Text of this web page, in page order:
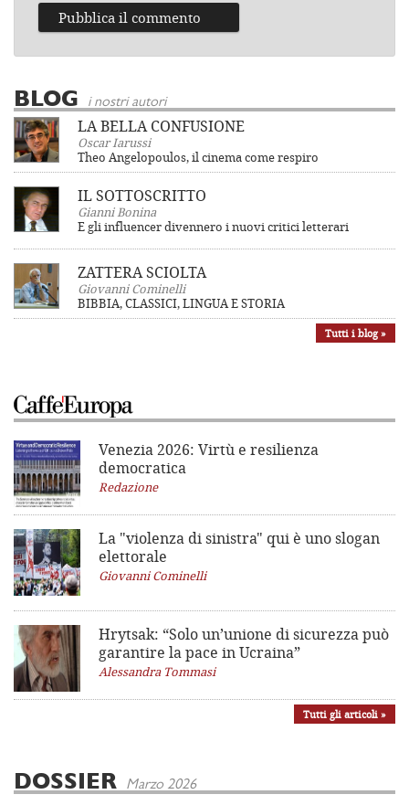
BLOG i nostri autori
LA BELLA CONFUSIONE
Oscar Iarussi
Theo Angelopoulos, il cinema come respiro
IL SOTTOSCRITTO
Gianni Bonina
E gli influencer divennero i nuovi critici letterari
ZATTERA SCIOLTA
Giovanni Cominelli
BIBBIA, CLASSICI, LINGUA E STORIA
Tutti i blog »
Venezia 2026: Virtù e resilienza
democratica
Redazione
La "violenza di sinistra" qui è uno slogan
elettorale
Giovanni Cominelli
Hrytsak: “Solo un’unione di sicurezza può
garantire la pace in Ucraina”
Alessandra Tommasi
Tutti gli articoli »
DOSSIER Marzo 2026